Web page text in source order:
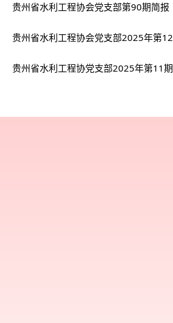
期简报
贵州省水利工程协会党支部第90期简报
贵州省水利工程协会党支部2025年第12
期简报
贵州省水利工程协党支部2025年第11期